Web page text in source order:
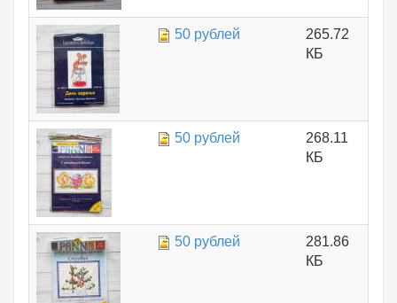
50 рублей
265.72
КБ
50 рублей
268.11
КБ
50 рублей
281.86
КБ